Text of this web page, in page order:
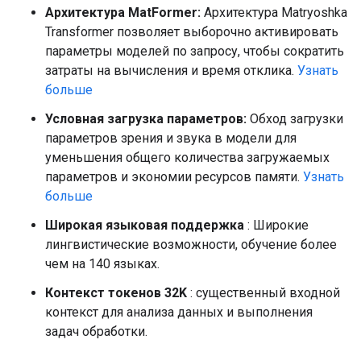
Архитектура MatFormer: Архитектура Matryoshka
Transformer позволяет выборочно активировать
параметры моделей по запросу, чтобы сократить
затраты на вычисления и время отклика. Узнать
больше
Условная загрузка параметров: Обход загрузки
параметров зрения и звука в модели для
уменьшения общего количества загружаемых
параметров и экономии ресурсов памяти. Узнать
больше
Широкая языковая поддержка : Широкие
лингвистические возможности, обучение более
чем на 140 языках.
Контекст токенов 32K : существенный входной
контекст для анализа данных и выполнения
задач обработки.